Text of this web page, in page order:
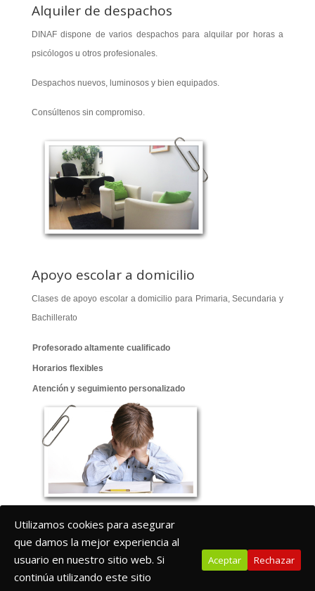
Alquiler de despachos
DINAF dispone de varios despachos para alquilar por horas a
psicólogos u otros profesionales.
Despachos nuevos, luminosos y bien equipados.
Consúltenos sin compromiso.
Apoyo escolar a domicilio
Clases de apoyo escolar a domicilio para Primaria, Secundaria y
Bachillerato
Profesorado altamente cualificado
Horarios flexibles
Atención y seguimiento personalizado
Utilizamos cookies para asegurar
que damos la mejor experiencia al
usuario en nuestro sitio web. Si
continúa utilizando este sitio
Aceptar Rechazar